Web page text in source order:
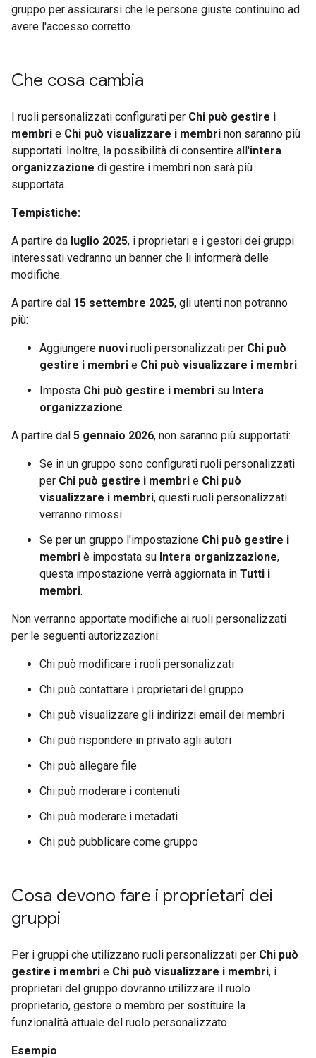
gruppo per assicurarsi che le persone giuste continuino ad
avere l'accesso corretto.
Che cosa cambia
I ruoli personalizzati configurati per Chi può gestire i
membri e Chi può visualizzare i membri non saranno più
supportati. Inoltre, la possibilità di consentire all'intera
organizzazione di gestire i membri non sarà più
supportata.
Tempistiche:
A partire da luglio 2025, i proprietari e i gestori dei gruppi
interessati vedranno un banner che li informerà delle
modifiche.
A partire dal 15 settembre 2025, gli utenti non potranno
più:
Aggiungere nuovi ruoli personalizzati per Chi può
gestire i membri e Chi può visualizzare i membri.
Imposta Chi può gestire i membri su Intera
organizzazione.
A partire dal 5 gennaio 2026, non saranno più supportati:
Se in un gruppo sono configurati ruoli personalizzati
per Chi può gestire i membri e Chi può
visualizzare i membri, questi ruoli personalizzati
verranno rimossi.
Se per un gruppo l'impostazione Chi può gestire i
membri è impostata su Intera organizzazione,
questa impostazione verrà aggiornata in Tutti i
membri.
Non verranno apportate modifiche ai ruoli personalizzati
per le seguenti autorizzazioni:
Chi può modificare i ruoli personalizzati
Chi può contattare i proprietari del gruppo
Chi può visualizzare gli indirizzi email dei membri
Chi può rispondere in privato agli autori
Chi può allegare file
Chi può moderare i contenuti
Chi può moderare i metadati
Chi può pubblicare come gruppo
Cosa devono fare i proprietari dei
gruppi
Per i gruppi che utilizzano ruoli personalizzati per Chi può
gestire i membri e Chi può visualizzare i membri, i
proprietari del gruppo dovranno utilizzare il ruolo
proprietario, gestore o membro per sostituire la
funzionalità attuale del ruolo personalizzato.
Esempio